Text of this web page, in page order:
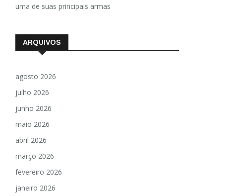
uma de suas principais armas
ARQUIVOS
agosto 2026
julho 2026
junho 2026
maio 2026
abril 2026
março 2026
fevereiro 2026
janeiro 2026